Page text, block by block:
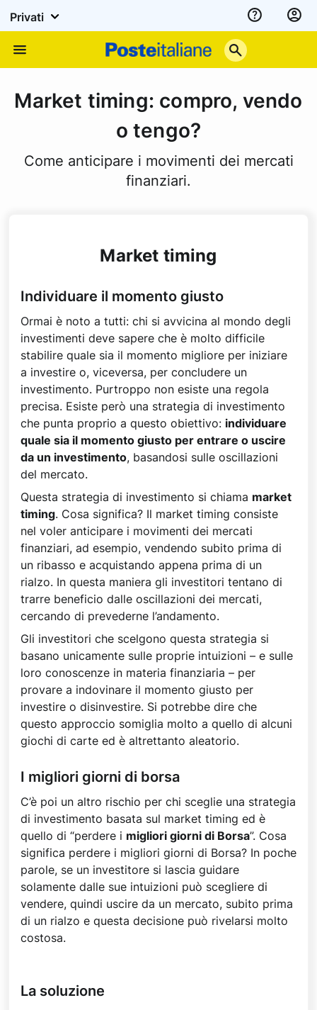
Privati
Assistenza
Italiane
Market timing: compro, vendo
o tengo?
Come anticipare i movimenti dei mercati
finanziari.
Market timing
Individuare il momento giusto
Ormai è noto a tutti: chi si avvicina al mondo degli
investimenti deve sapere che è molto difficile
stabilire quale sia il momento migliore per iniziare
a investire o, viceversa, per concludere un
investimento. Purtroppo non esiste una regola
precisa. Esiste però una strategia di investimento
che punta proprio a questo obiettivo: individuare
quale sia il momento giusto per entrare o uscire
da un investimento, basandosi sulle oscillazioni
del mercato.
Questa strategia di investimento si chiama market
timing. Cosa significa? Il market timing consiste
nel voler anticipare i movimenti dei mercati
finanziari, ad esempio, vendendo subito prima di
un ribasso e acquistando appena prima di un
rialzo. In questa maniera gli investitori tentano di
trarre beneficio dalle oscillazioni dei mercati,
cercando di prevederne l’andamento.
Gli investitori che scelgono questa strategia si
basano unicamente sulle proprie intuizioni – e sulle
loro conoscenze in materia finanziaria – per
provare a indovinare il momento giusto per
investire o disinvestire. Si potrebbe dire che
questo approccio somiglia molto a quello di alcuni
giochi di carte ed è altrettanto aleatorio.
I migliori giorni di borsa
C’è poi un altro rischio per chi sceglie una strategia
di investimento basata sul market timing ed è
quello di “perdere i migliori giorni di Borsa”. Cosa
significa perdere i migliori giorni di Borsa? In poche
parole, se un investitore si lascia guidare
solamente dalle sue intuizioni può scegliere di
vendere, quindi uscire da un mercato, subito prima
di un rialzo e questa decisione può rivelarsi molto
costosa.
La soluzione